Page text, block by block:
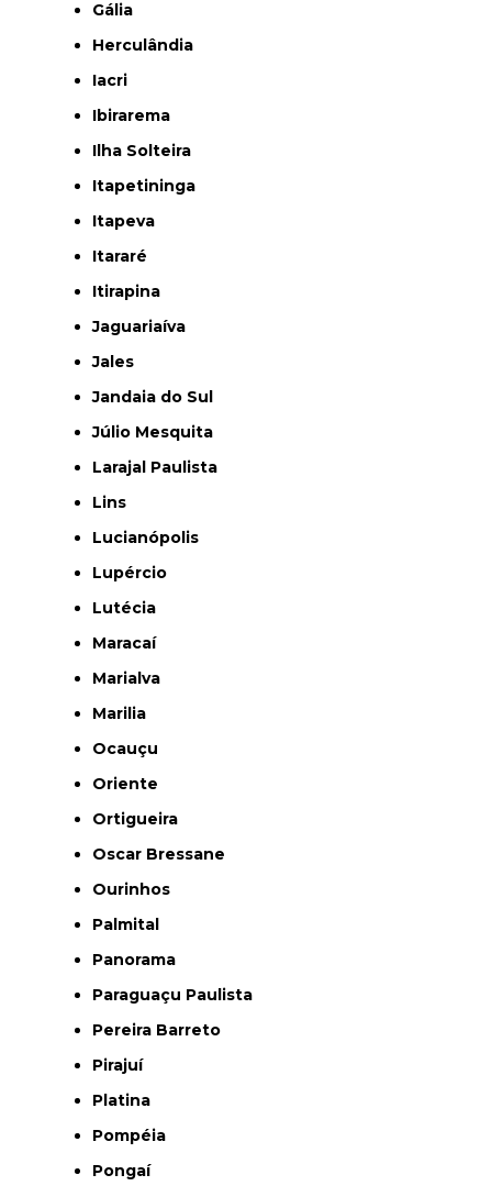
Gália
Herculândia
Iacri
Ibirarema
Ilha Solteira
Itapetininga
Itapeva
Itararé
Itirapina
Jaguariaíva
Jales
Jandaia do Sul
Júlio Mesquita
Larajal Paulista
Lins
Lucianópolis
Lupércio
Lutécia
Maracaí
Marialva
Marilia
Ocauçu
Oriente
Ortigueira
Oscar Bressane
Ourinhos
Palmital
Panorama
Paraguaçu Paulista
Pereira Barreto
Pirajuí
Platina
Pompéia
Pongaí